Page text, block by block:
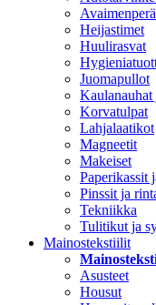
Heijastimet
Huulirasvat
Juomapullot
Kaulanauhat
Korvatulpat
Lahjalaatikot
Magneetit
Makeiset
Paperikassit
Pinssit ja
Tekniikka
Tulitikut ja
Mainostekstiilit
Asusteet
Housut